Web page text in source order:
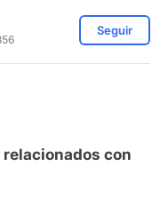
Seguir
con